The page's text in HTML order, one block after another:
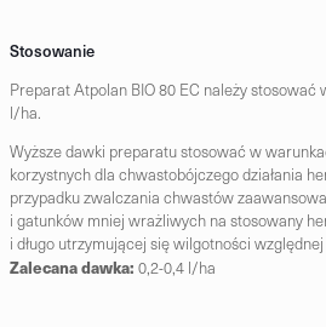
Stosowanie
Preparat Atpolan BIO 80 EC należy stosować
l/ha.
Wyższe dawki preparatu stosować w
korzystnych dla chwastobójczego działania
przypadku zwalczania chwastów
i gatunków mniej wrażliwych na stosowany
i długo utrzymującej się wilgotności
Zalecana dawka: 0,2-0,4 l/ha